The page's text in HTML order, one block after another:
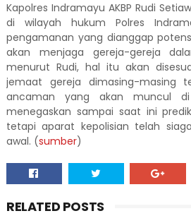
Kapolres Indramayu AKBP Rudi
di wilayah hukum Polres
pengamanan yang dianggap
akan menjaga gereja-gereja
menurut Rudi, hal itu akan
jemaat gereja dimasing-masing
ancaman yang akan muncul di
menegaskan sampai saat ini
tetapi aparat kepolisian telah
awal. (sumber)
RELATED POSTS